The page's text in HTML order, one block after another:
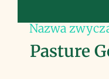
Nazwa
Pasture